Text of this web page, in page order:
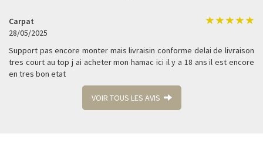
Carpat
28/05/2025
Support pas encore monter mais livraisin conforme delai de livraison
tres court au top j ai acheter mon hamac ici il y a 18 ans il est encore
en tres bon etat
VOIR TOUS LES AVIS